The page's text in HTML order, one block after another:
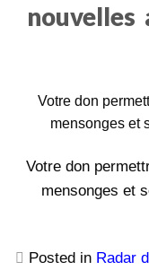
nouvelles
Votre don
mensonges et
Votre don
mensonges et
Posted in Radar